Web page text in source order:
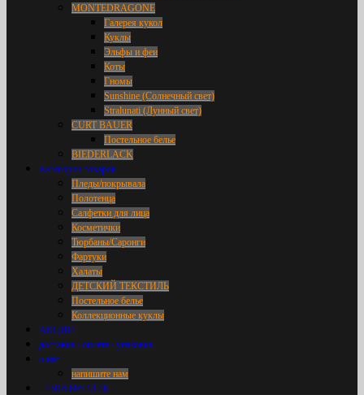
MONTEDRAGONE
Галерея кукол
Куклы
Эльфы и феи
Коты
Гномы
Sunshine (Солнечный свет)
Stralunati (Лунный свет)
CURT BAUER
Постельное белье
BIEDERLACK
Категории товаров
Пледы/покрывала
Полотенца
Салфетки для лица
Косметички
Тюрбаны/Саронги
Фартуки
Халаты
ДЕТСКИЙ ТЕКСТИЛЬ
Постельное белье
Коллекционные куклы
АКЦИИ
доставка / оплата / упаковка
о нас
напишите нам
+7 916 695 18 36